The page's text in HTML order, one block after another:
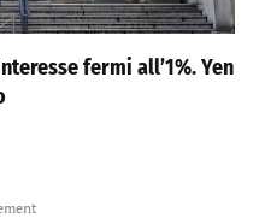
fermi all’1%. Yen